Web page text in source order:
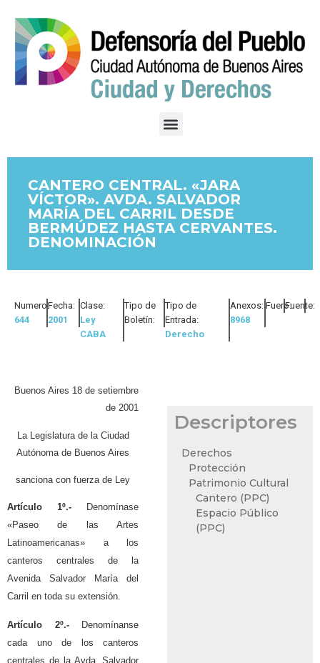
CANTERO CENTRAL. «JARA
VÍCTOR». AVDA. SALVADOR
MARÍA DEL CARRIL DESDE
BERMÚDEZ HASTA CERVANTES.
DENOMINACIÓN
Numero:
644
Fecha:
2001
Clase:
Ley
CABA
Tipo de
Boletín:
Tipo de
Entrada:
Derecho
Anexos:
8968
Fuero:Fuente:
Buenos Aires 18 de setiembre
de 2001
La Legislatura de la Ciudad
Autónoma de Buenos Aires
sanciona con fuerza de Ley
Artículo 1º.-
Denomínase
«Paseo de las Artes
Latinoamericanas» a los
canteros centrales de la
Avenida Salvador María del
Carril en toda su extensión.
Artículo 2º.-Denomínanse
cada uno de los canteros
centrales de la Avda. Salvador
Descriptores
Derechos
Protección
Patrimonio Cultural
Cantero (PPC)
Espacio Público
(PPC)